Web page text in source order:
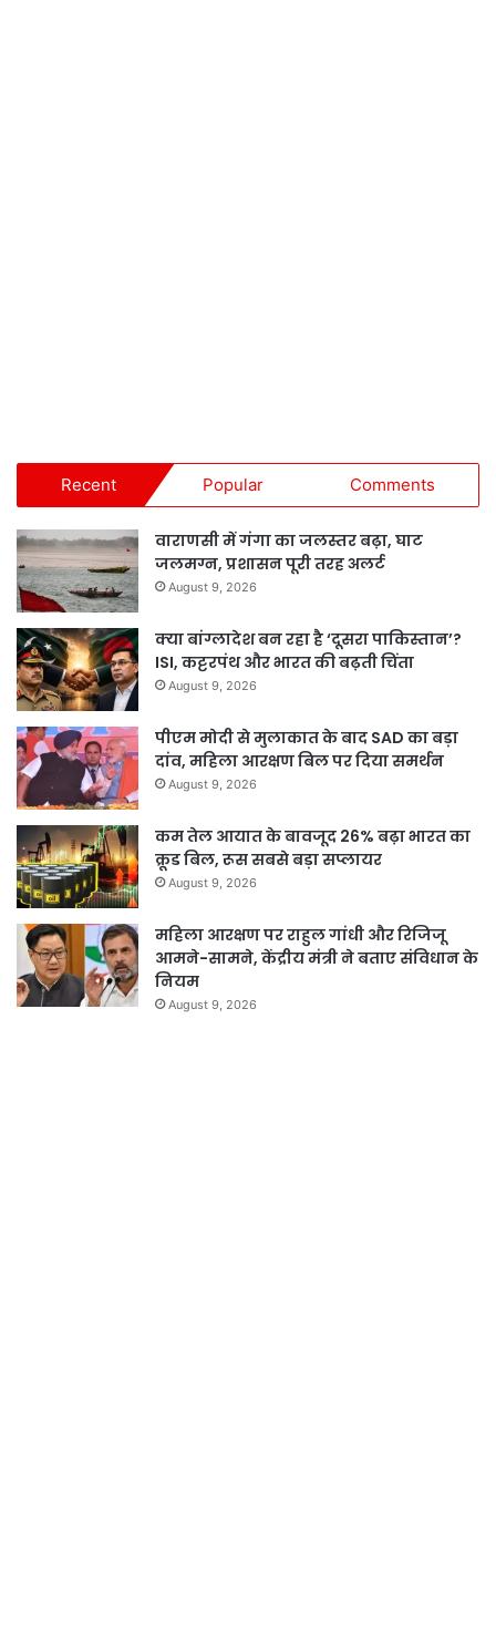
Recent Popular Comments
वाराणसी में गंगा का जलस्तर बढ़ा, घाट
जलमग्न, प्रशासन पूरी तरह अलर्ट
August 9, 2026
क्या बांग्लादेश बन रहा है ‘दूसरा पाकिस्तान’?
ISI, कट्टरपंथ और भारत की बढ़ती चिंता
August 9, 2026
पीएम मोदी से मुलाकात के बाद SAD का बड़ा
दांव, महिला आरक्षण बिल पर दिया समर्थन
August 9, 2026
कम तेल आयात के बावजूद 26% बढ़ा भारत का
क्रूड बिल, रूस सबसे बड़ा सप्लायर
August 9, 2026
महिला आरक्षण पर राहुल गांधी और रिजिजू
आमने-सामने, केंद्रीय मंत्री ने बताए संविधान के
नियम
August 9, 2026